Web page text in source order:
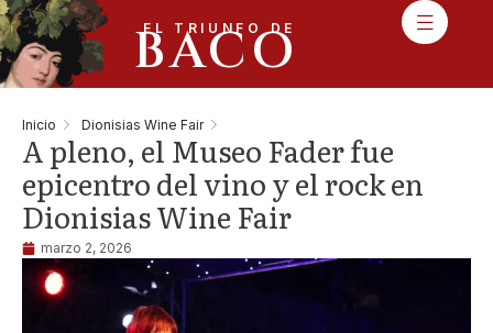
EL TRIUNFO DE
BACO
Inicio Dionisias Wine Fair
A pleno, el Museo Fader fue
epicentro del vino y el rock en
Dionisias Wine Fair
marzo 2, 2026